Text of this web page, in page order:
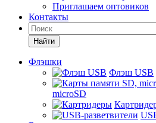
Приглашаем оптовиков
Контакты
Найти
Флэшки
Флэш USB
microSD